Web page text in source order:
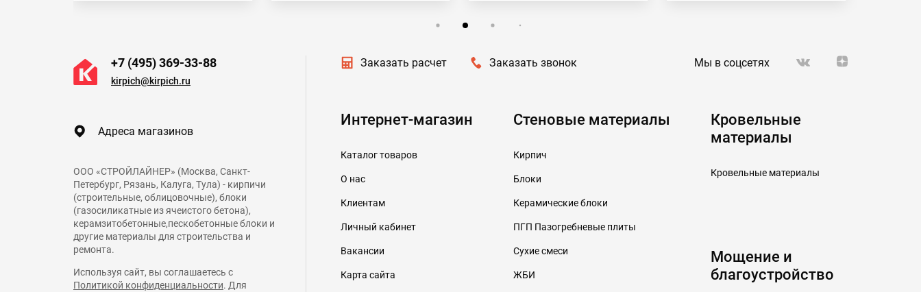
+7 (495) 369-33-88
kirpich@kirpich.ru
Адреса магазинов
ООО «СТРОЙЛАЙНЕР» (Москва, Санкт-
Петербург, Рязань, Калуга, Тула) - кирпичи
(строительные, облицовочные), блоки
(газосиликатные из ячеистого бетона),
керамзитобетонные,пескобетонные блоки и
другие материалы для строительства и
ремонта.
Используя сайт, вы соглашаетесь с
Политикой конфиденциальности. Для
Заказать расчет Заказать звонок Мы в соцсетях
Интернет-магазин
Каталог товаров
О нас
Клиентам
Личный кабинет
Вакансии
Карта сайта
Стеновые материалы
Кирпич
Блоки
Керамические блоки
ПГП Пазогребневые плиты
Сухие смеси
ЖБИ
Кровельные
материалы
Кровельные материалы
Мощение и
благоустройство